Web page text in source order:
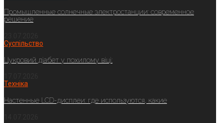
Промышленные солнечные электростанции: современное
решение
Суспільство
Цукровий діабет у похилому віці:
Техніка
Настенные LCD-дисплеи: где используются, какие